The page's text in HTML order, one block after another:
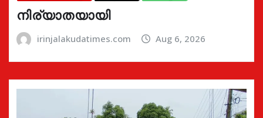
നിര്യാതയായി
irinjalakudatimes.com Aug 6, 2026